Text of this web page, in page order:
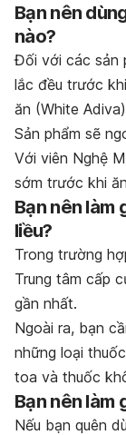
Bạn nên
nào?
Đối với các sản
lắc đều trước
ăn (White
Sản phẩm sẽ
Với viên Nghệ
sớm trước khi
Bạn nên làm
liều?
Trong trường
Trung tâm cấp
gần nhất.
Ngoài ra, bạn
những loại
toa và thuốc
Bạn nên làm
Nếu bạn quên